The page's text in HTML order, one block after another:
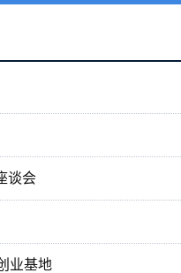
谈会
业基地